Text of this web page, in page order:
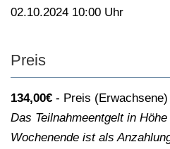
02.10.2024 10:00 Uhr
Preis
134,00€
Preis
Das Teilnahmeentgelt in
Wochenende ist als